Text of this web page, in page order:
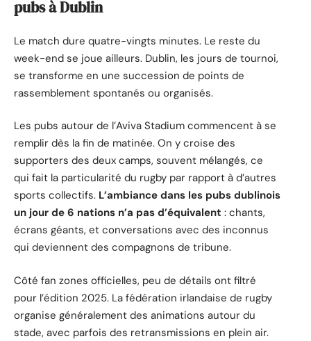
pubs à Dublin
Le match dure quatre-vingts minutes. Le reste du
week-end se joue ailleurs. Dublin, les jours de tournoi,
se transforme en une succession de points de
rassemblement spontanés ou organisés.
Les pubs autour de l’Aviva Stadium commencent à se
remplir dès la fin de matinée. On y croise des
supporters des deux camps, souvent mélangés, ce
qui fait la particularité du rugby par rapport à d’autres
sports collectifs. L’ambiance dans les pubs dublinois
un jour de 6 nations n’a pas d’équivalent : chants,
écrans géants, et conversations avec des inconnus
qui deviennent des compagnons de tribune.
Côté fan zones officielles, peu de détails ont filtré
pour l’édition 2025. La fédération irlandaise de rugby
organise généralement des animations autour du
stade, avec parfois des retransmissions en plein air.